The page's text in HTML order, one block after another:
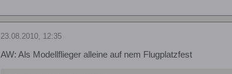
23.08.2010, 12:35
AW: Als Modellflieger alleine auf nem Flugplatzfest